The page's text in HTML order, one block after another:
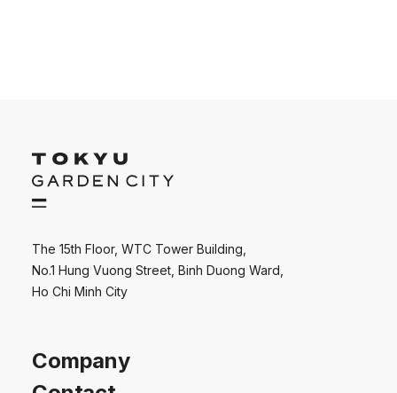
The 15th Floor, WTC Tower Building,
No.1 Hung Vuong Street, Binh Duong Ward,
Ho Chi Minh City
Company